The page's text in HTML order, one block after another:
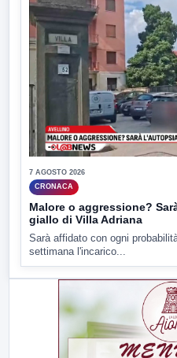
7 AGOSTO 2026
CRONACA
Malore o aggressione?
giallo di Villa Adriana
Sarà affidato con ogni
settimana l'incarico...